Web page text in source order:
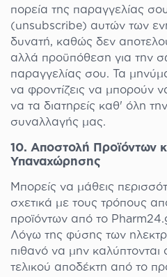
πορεία της παραγγελίας
(unsubscribe) αυτών των
δυνατή, καθώς δεν
αλλά προϋπόθεση για την
παραγγελίας σου. Τα
να φροντίζεις να μπορούν
να τα διατηρείς καθ' όλη
συναλλαγής μας.
10. Αποστολή Προϊόντων
Υπαναχώρησης
Μπορείς να μάθεις
σχετικά με τους τρόπους
προϊόντων από το
Λόγω της φύσης των
πιθανό να μην καλύπτονται
τελικού αποδέκτη από το